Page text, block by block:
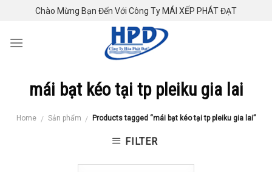
content
Chào Mừng Bạn Đến Với Công Ty MÁI XẾP PHÁT ĐẠT
mái bạt kéo tại tp pleiku gia lai
Home / Sản phẩm / Products tagged “mái bạt kéo tại tp pleiku gia lai”
FILTER